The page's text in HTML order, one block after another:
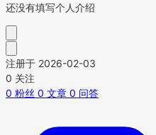
还没有填写个人介绍
注册于 2026-02-03
0 关注
0 粉丝 0 文章 0 问答